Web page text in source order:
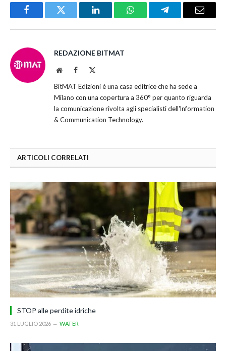
FacebookTwitter LinkedInWhatsAppTelegramEmail
REDAZIONE BITMAT
WebsiteFacebook
BitMAT Edizioni è una casa editrice che ha sede a
Milano con una copertura a 360° per quanto riguarda
la comunicazione rivolta agli specialisti dell'lnformation
& Communication Technology.
ARTICOLI CORRELATI
STOP alle perdite idriche
31 LUGLIO 2026 WATER